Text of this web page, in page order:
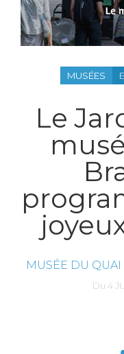
MUSÉES
Le
MUSÉE DU QUAI
Du 4